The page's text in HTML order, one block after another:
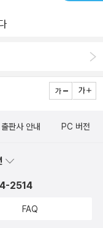
출판사 안내 PC 버전
2514
FAQ